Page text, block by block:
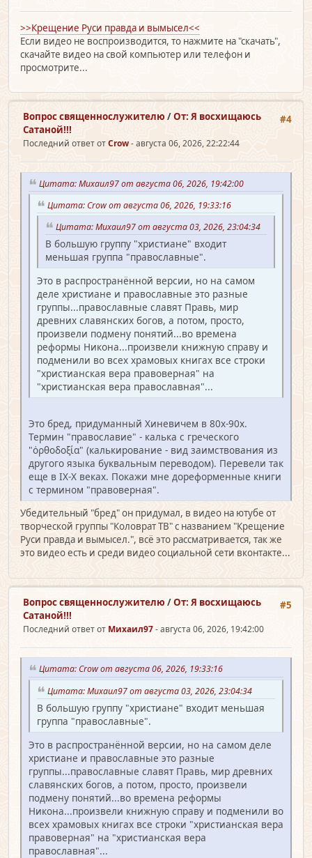
>>Крещение Руси правда и вымысел<<
Если видео не воспроизводится, то нажмите на "скачать",
скачайте видео на свой компьютер или телефон и
просмотрите...
#4
Вопрос священно­служителю/От: Я восхищаюсь
Сатаной!!!
Последний ответ отCrow- августа 06, 2026, 22:22:44
Цитата: Михаил97 от августа 06, 2026, 19:42:00
Цитата: Crow от августа 06, 2026, 19:33:16
Цитата: Михаил97 от августа 03, 2026, 23:04:34
В большую группу "христиане" входит
меньшая группа "православные".
Это в распространённой версии, но на самом
деле христиане и православные это разные
группы...православные славят Правь, мир
древних славянских богов, а потом, просто,
произвели подмену понятий...во времена
реформы Никона...произвели книжную справу и
подменили во всех храмовых книгах все строки
"христианская вера правоверная" на
"христианская вера православная"...
Это бред, придуманный Хиневичем в 80х-90х.
Термин "православие" - калька с греческого
"ὀρθοδοξία" (калькирование - вид заимствования из
другого языка буквальным переводом). Перевели так
еще в IX-X веках. Покажи мне дореформенные книги
с термином "правоверная".
Убедительный "бред" он придумал, в видео на ютубе от
творческой группы "Коловрат ТВ" с названием "Крещение
Руси правда и вымысел.", всё это рассматривается, так же
это видео есть и среди видео социальной сети вконтакте...
#5
Вопрос священно­служителю /От: Я восхищаюсь
Сатаной!!!
Последний ответ от Михаил97- августа 06, 2026, 19:42:00
Цитата: Crow от августа 06, 2026, 19:33:16
Цитата: Михаил97 от августа 03, 2026, 23:04:34
В большую группу "христиане" входит меньшая
группа "православные".
Это в распространённой версии, но на самом деле
христиане и православные это разные
группы...православные славят Правь, мир древних
славянских богов, а потом, просто, произвели
подмену понятий...во времена реформы
Никона...произвели книжную справу и подменили во
всех храмовых книгах все строки "христианская вера
правоверная" на "христианская вера
православная"...